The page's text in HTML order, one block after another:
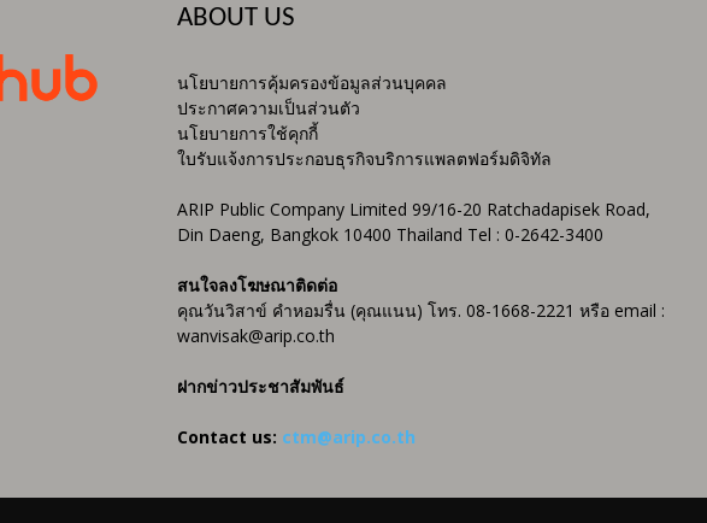
ABOUT US
นโยบายการคุ้มครองข้อมูลส่วนบุคคล
ประกาศความเป็นส่วนตัว
นโยบายการใช้คุกกี้
ใบรับแจ้งการประกอบธุรกิจบริการแพลตฟอร์มดิจิทัล
ARIP Public Company Limited 99/16-20 Ratchadapisek Road,
Din Daeng, Bangkok 10400 Thailand Tel : 0-2642-3400
สนใจลงโฆษณาติดต่อ
คุณวันวิสาข์ คำหอมรื่น (คุณแนน) โทร. 08-1668-2221 หรือ email :
wanvisak@arip.co.th
ฝากข่าวประชาสัมพันธ์
Contact us: ctm@arip.co.th